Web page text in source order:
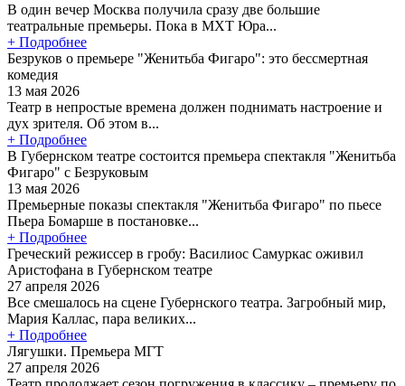
В один вечер Москва получила сразу две большие
театральные премьеры. Пока в МХТ Юра...
+ Подробнее
Безруков о премьере "Женитьба Фигаро": это бессмертная
комедия
13 мая 2026
Театр в непростые времена должен поднимать настроение и
дух зрителя. Об этом в...
+ Подробнее
В Губернском театре состоится премьера спектакля "Женитьба
Фигаро" с Безруковым
13 мая 2026
Премьерные показы спектакля "Женитьба Фигаро" по пьесе
Пьера Бомарше в постановке...
+ Подробнее
Греческий режиссер в гробу: Василиос Самуркас оживил
Аристофана в Губернском театре
27 апреля 2026
Все смешалось на сцене Губернского театра. Загробный мир,
Мария Каллас, пара великих...
+ Подробнее
Лягушки. Премьера МГТ
27 апреля 2026